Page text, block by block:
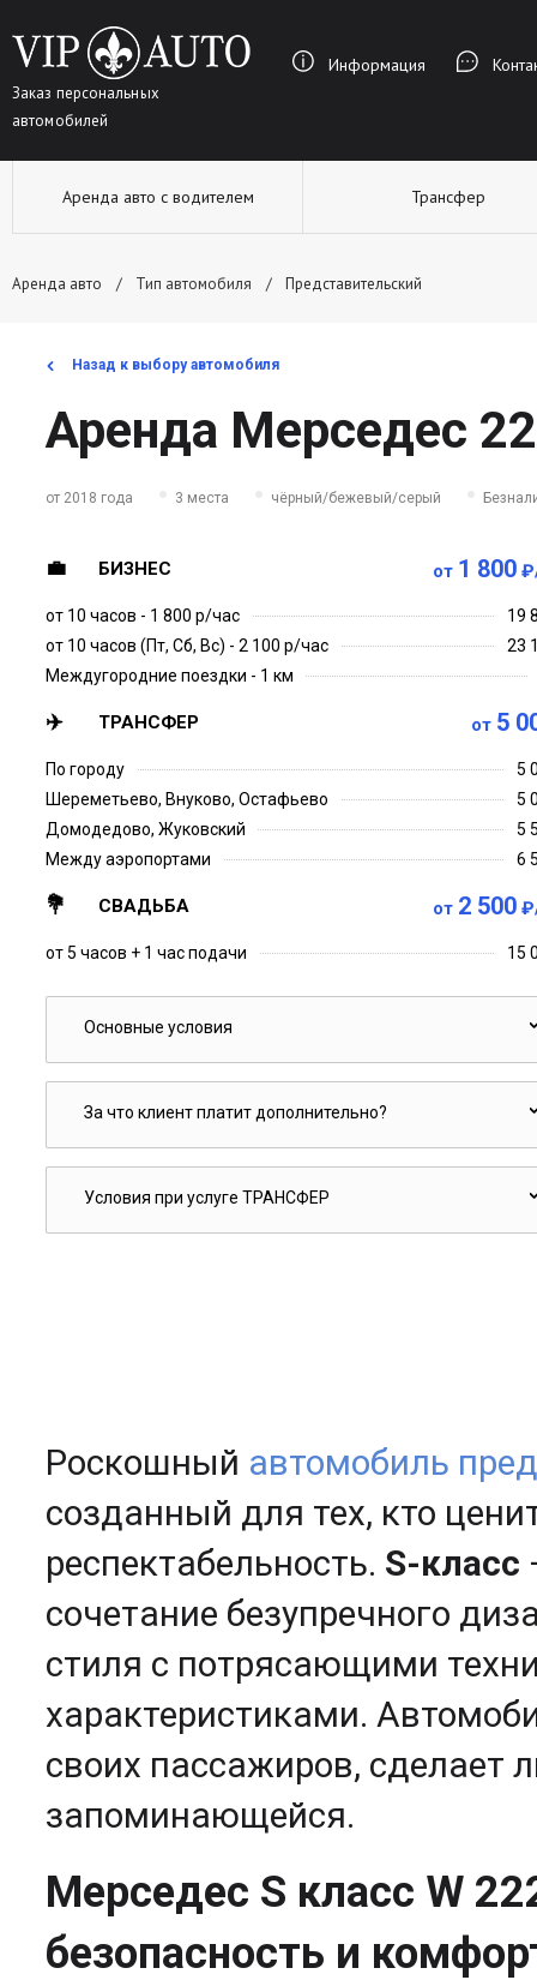
Заказ персональных
автомобилей
Информация
Аренда авто с водителем Трансфер
Аренда авто Тип автомобиля Представительский
Назад к выбору автомобиля
Аренда Мерседес
от 2018 года 3 места чёрный/бежевый/серый
БИЗНЕС от 1 800
от 10 часов - 1 800 р/час
19
от 10 часов (Пт, Сб, Вс) - 2 100 р/час
23
Междугородние поездки - 1 км
ТРАНСФЕР от 5
По городу
5
Шереметьево, Внуково, Остафьево
5
Домодедово, Жуковский
5
Между аэропортами
6
СВАДЬБА от 2 500
от 5 часов + 1 час подачи 15
Основные условия
За что клиент платит дополнительно?
Условия при услуге ТРАНСФЕР
Роскошный автомобиль
созданный для тех, кто
респектабельность. S-класс
сочетание безупречного
стиля с потрясающими
характеристиками.
своих пассажиров, сделает
запоминающейся.
Мерседес S класс W
безопасность и